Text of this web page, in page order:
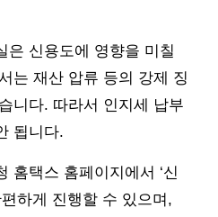
은 신용도에 영향을 미칠
는 재산 압류 등의 강제 징
니다. 따라서 인지세 납부
됩니다.
홈택스 홈페이지에서 ‘신
하게 진행할 수 있으며,